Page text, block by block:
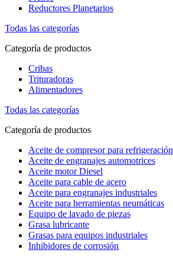
Reductores Planetarios
Todas las categorías
Categoría de productos
Cribas
Trituradoras
Alimentadores
Todas las categorías
Categoría de productos
Aceite de compresor para refrigeración
Aceite de engranajes automotrices
Aceite motor Diesel
Aceite para cable de acero
Aceite para engranajes industriales
Aceite para herramientas neumáticas
Equipo de lavado de piezas
Grasa lubricante
Grasas para equipos industriales
Inhibidores de corrosión